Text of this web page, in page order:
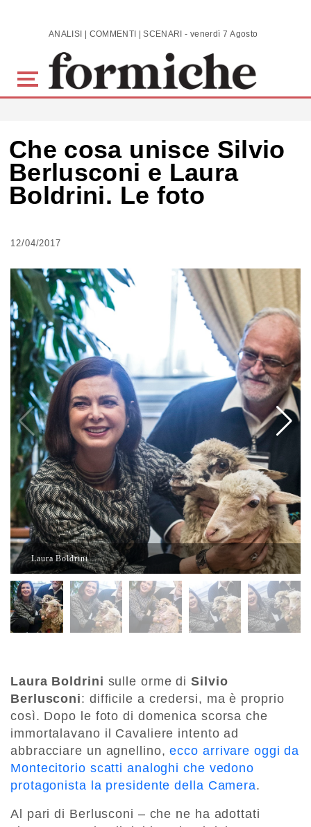
Skip to main content ANALISI | COMMENTI | SCENARI - venerdì 7 Agosto 2026
Che cosa unisce Silvio
Berlusconi e Laura
Boldrini. Le foto
12/04/2017
Laura Boldrini
Laura Boldrini sulle orme diSilvio
Berlusconi: difficile a credersi, ma è proprio
così. Dopo le foto di domenica scorsa che
immortalavano il Cavaliere intento ad
abbracciare un agnellino, ecco arrivare oggi da
Montecitorio scatti analoghi che vedono
protagonista la presidente della Camera.
Al pari di Berlusconi – che ne ha adottati